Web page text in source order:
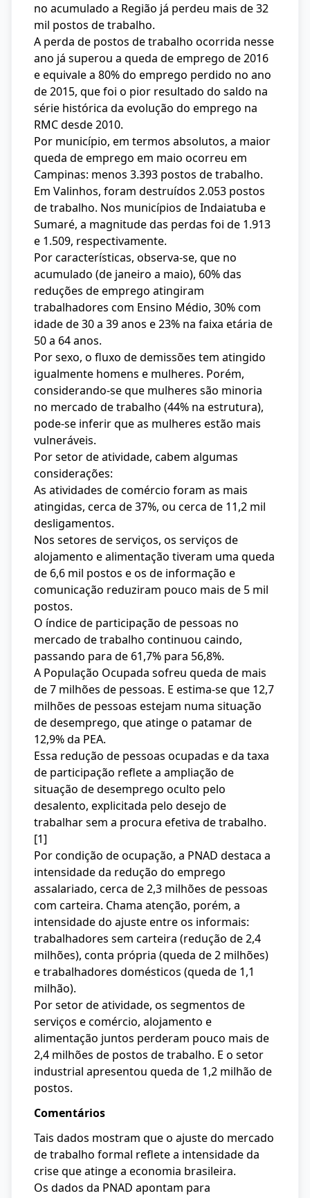
no acumulado a Região já perdeu mais de 32
mil postos de trabalho.
A perda de postos de trabalho ocorrida nesse
ano já superou a queda de emprego de 2016
e equivale a 80% do emprego perdido no ano
de 2015, que foi o pior resultado do saldo na
série histórica da evolução do emprego na
RMC desde 2010.
Por município, em termos absolutos, a maior
queda de emprego em maio ocorreu em
Campinas: menos 3.393 postos de trabalho.
Em Valinhos, foram destruídos 2.053 postos
de trabalho. Nos municípios de Indaiatuba e
Sumaré, a magnitude das perdas foi de 1.913
e 1.509, respectivamente.
Por características, observa-se, que no
acumulado (de janeiro a maio), 60% das
reduções de emprego atingiram
trabalhadores com Ensino Médio, 30% com
idade de 30 a 39 anos e 23% na faixa etária de
50 a 64 anos.
Por sexo, o fluxo de demissões tem atingido
igualmente homens e mulheres. Porém,
considerando-se que mulheres são minoria
no mercado de trabalho (44% na estrutura),
pode-se inferir que as mulheres estão mais
vulneráveis.
Por setor de atividade, cabem algumas
considerações:
As atividades de comércio foram as mais
atingidas, cerca de 37%, ou cerca de 11,2 mil
desligamentos.
Nos setores de serviços, os serviços de
alojamento e alimentação tiveram uma queda
de 6,6 mil postos e os de informação e
comunicação reduziram pouco mais de 5 mil
postos.
O índice de participação de pessoas no
mercado de trabalho continuou caindo,
passando para de 61,7% para 56,8%.
A População Ocupada sofreu queda de mais
de 7 milhões de pessoas. E estima-se que 12,7
milhões de pessoas estejam numa situação
de desemprego, que atinge o patamar de
12,9% da PEA.
Essa redução de pessoas ocupadas e da taxa
de participação reflete a ampliação de
situação de desemprego oculto pelo
desalento, explicitada pelo desejo de
trabalhar sem a procura efetiva de trabalho.
[1]
Por condição de ocupação, a PNAD destaca a
intensidade da redução do emprego
assalariado, cerca de 2,3 milhões de pessoas
com carteira. Chama atenção, porém, a
intensidade do ajuste entre os informais:
trabalhadores sem carteira (redução de 2,4
milhões), conta própria (queda de 2 milhões)
e trabalhadores domésticos (queda de 1,1
milhão).
Por setor de atividade, os segmentos de
serviços e comércio, alojamento e
alimentação juntos perderam pouco mais de
2,4 milhões de postos de trabalho. E o setor
industrial apresentou queda de 1,2 milhão de
postos.
Comentários
Tais dados mostram que o ajuste do mercado
de trabalho formal reflete a intensidade da
crise que atinge a economia brasileira.
Os dados da PNAD apontam para